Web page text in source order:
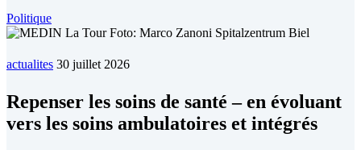
Politique
actualites 30 juillet 2026
Repen­ser les soins de san­té – en évo­luant
vers les soins am­bu­la­toires et in­té­grés